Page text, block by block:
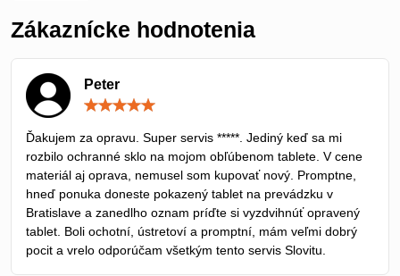
Zákaznícke hodnotenia
Peter
5
Ďakujem za opravu. Super servis *****. Jediný keď sa mi
rozbilo ochranné sklo na mojom obľúbenom tablete. V cene
materiál aj oprava, nemusel som kupovať nový. Promptne,
hneď ponuka doneste pokazený tablet na prevádzku v
Bratislave a zanedlho oznam príďte si vyzdvihnúť opravený
tablet. Boli ochotní, ústretoví a promptní, mám veľmi dobrý
pocit a vrelo odporúčam všetkým tento servis Slovitu.